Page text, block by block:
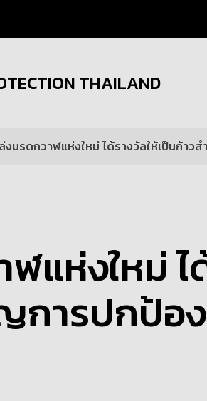
THAILAND
งมรดกวาฬแห่งใหม่ ได้รางวัลให้เป็นก้า
แห่งใหม่ ไ
การปกป้อ